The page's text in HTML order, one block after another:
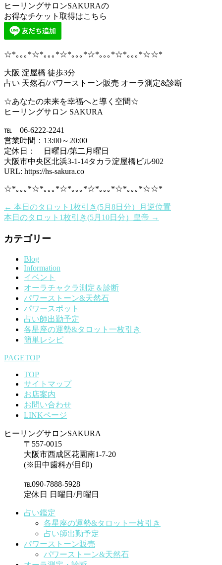
ヒーリングサロンSAKURAの
お得なチケット取得はこちら
☆*｡｡｡*☆*｡｡｡*☆*｡｡｡*☆*｡｡｡*☆*｡｡｡*☆☆*
大阪 淀屋橋 徒歩3分
占い 天然石/パワーストーン販売 オーラ測定&診断
☆あなたの未来を幸福へと導く空間☆
ヒーリングサロン SAKURA
℡ 06-6222-2241
営業時間：13:00～20:00
定休日： 日曜日/第二月曜日
大阪市中央区北浜3-1-14タカラ淀屋橋ビル902
URL: https://hs-sakura.co
☆*｡｡｡*☆*｡｡｡*☆*｡｡｡*☆*｡｡｡*☆*｡｡｡*☆☆*
← 本日のタロット1枚引き(5月8日分）月逆位置
本日のタロット1枚引き(5月10日分）皇帝 →
カテゴリー
Blog
Information
イベント
オーラチャクラ測定＆診断
パワーストーン&天然石
パワースポット
占い師出勤予定
各星座の運勢&タロット一枚引き
簡単レシピ
PAGETOP
TOP
サイトマップ
お店案内
お問い合わせ
LINKページ
ヒーリングサロンSAKURA
〒557-0015
大阪市西成区花園南1-7-20
(※田中歯科が目印)
℡090-7888-5928
定休日 日曜日/月曜日
占い鑑定
各星座の運勢&タロット一枚引き
占い師出勤予定
パワーストーン販売
パワーストーン&天然石